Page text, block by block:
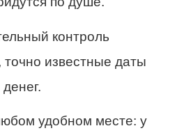
контроль
точно известные даты
удобном месте: у